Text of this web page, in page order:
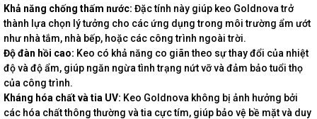
Khả năng chống thấm nước: Đặc tính này giúp keo Goldnova trở
thành lựa chọn lý tưởng cho các ứng dụng trong môi trường ẩm ướt
như nhà tắm, nhà bếp, hoặc các công trình ngoài trời.
Độ đàn hồi cao: Keo có khả năng co giãn theo sự thay đổi của nhiệt
độ và độ ẩm, giúp ngăn ngừa tình trạng nứt vỡ và đảm bảo tuổi thọ
của công trình.
Kháng hóa chất và tia UV: Keo Goldnova không bị ảnh hưởng bởi
các hóa chất thông thường và tia cực tím, giúp bảo vệ bề mặt và duy